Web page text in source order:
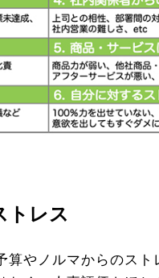
トレス
算やノルマからのス